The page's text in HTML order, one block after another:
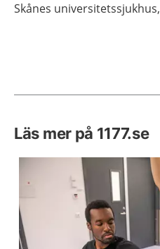
Skånes universitetssjukhus,
Läs mer på 1177.se